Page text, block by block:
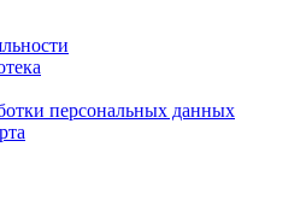
персональных данных